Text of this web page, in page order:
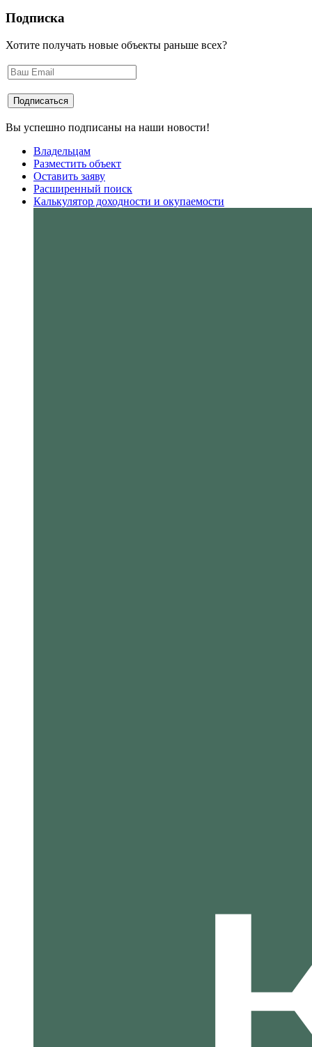
Подписка
Хотите получать новые объекты раньше всех?
Вы успешно подписаны на наши новости!
Владельцам
Разместить объект
Оставить заяву
Расширенный поиск
Калькулятор доходности и окупаемости